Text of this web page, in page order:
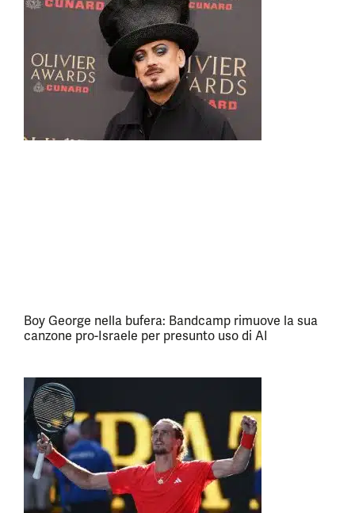
Boy George nella bufera: Bandcamp rimuove la sua
canzone pro-Israele per presunto uso di AI